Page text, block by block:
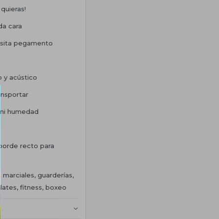
cara
pegamento
y acústico
humedad
recto para
marciales, guarderías,
fitness, boxeo